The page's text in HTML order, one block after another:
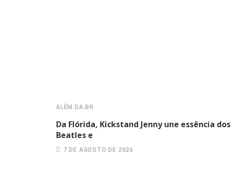
ALÉM DA BR
Da Flórida, Kickstand Jenny une essência dos
Beatles e
7 DE AGOSTO DE 2026